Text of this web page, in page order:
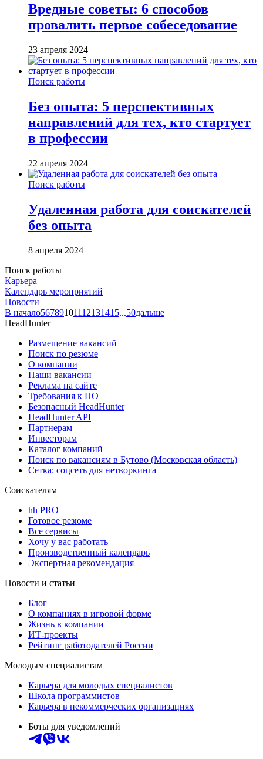
Вредные советы: 6 способов
провалить первое собеседование
23 апреля 2024
Поиск работы
Без опыта: 5 перспективных
направлений для тех, кто стартует
в профессии
22 апреля 2024
Поиск работы
Удаленная работа для соискателей
без опыта
8 апреля 2024
Поиск работы
Карьера
Календарь мероприятий
Новости
В начало56789101112131415...50дальше
HeadHunter
Размещение вакансий
Поиск по резюме
О компании
Наши вакансии
Реклама на сайте
Требования к ПО
Безопасный HeadHunter
HeadHunter API
Партнерам
Инвесторам
Каталог компаний
Поиск по вакансиям в Бутово (Московская область)
Сетка: соцсеть для нетворкинга
Соискателям
hh PRO
Готовое резюме
Все сервисы
Хочу у вас работать
Производственный календарь
Экспертная рекомендация
Новости и статьи
Блог
О компаниях в игровой форме
Жизнь в компании
ИТ-проекты
Рейтинг работодателей России
Молодым специалистам
Карьера для молодых специалистов
Школа программистов
Карьера в некоммерческих организациях
Боты для уведомлений